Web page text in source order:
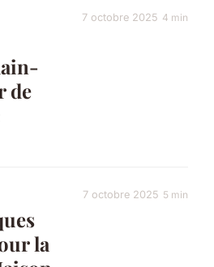
de
7 octobre 2025 4 min
la
7 octobre 2025 5 min